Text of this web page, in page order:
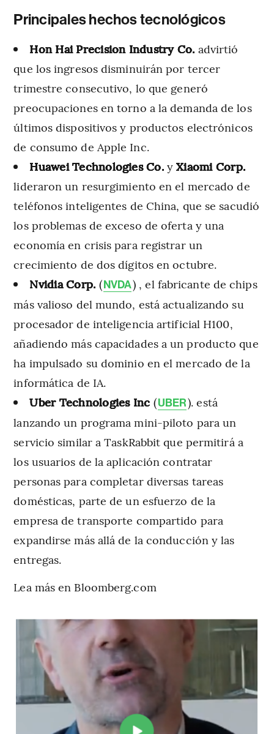
Principales hechos tecnológicos
Hon Hai Precision Industry Co. advirtió
que los ingresos disminuirán por tercer
trimestre consecutivo, lo que generó
preocupaciones en torno a la demanda de los
últimos dispositivos y productos electrónicos
de consumo de Apple Inc.
Huawei Technologies Co.yXiaomi Corp.
lideraron un resurgimiento en el mercado de
teléfonos inteligentes de China, que se sacudió
los problemas de exceso de oferta y una
economía en crisis para registrar un
crecimiento de dos dígitos en octubre.
Nvidia Corp. (NVDA) , el fabricante de chips
más valioso del mundo, está actualizando su
procesador de inteligencia artificial H100,
añadiendo más capacidades a un producto que
ha impulsado su dominio en el mercado de la
informática de IA.
Uber Technologies Inc (UBER). está
lanzando un programa mini-piloto para un
servicio similar a TaskRabbit que permitirá a
los usuarios de la aplicación contratar
personas para completar diversas tareas
domésticas, parte de un esfuerzo de la
empresa de transporte compartido para
expandirse más allá de la conducción y las
entregas.
Lea más en Bloomberg.com